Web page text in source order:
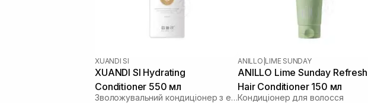
XUANDI SI
XUANDI SI Hydrating
Conditioner 550 мл
Зволожувальний кондиціонер з екстрактом зерна
ANILLO LIME SUNDAY
ANILLO Lime Sunday Refresh
Hair Conditioner 150 мл
Кондиціонер для волосся